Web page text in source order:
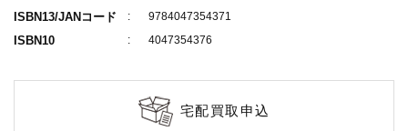
ISBN13/JANコード 9784047354371
ISBN10 4047354376
宅配買取申込